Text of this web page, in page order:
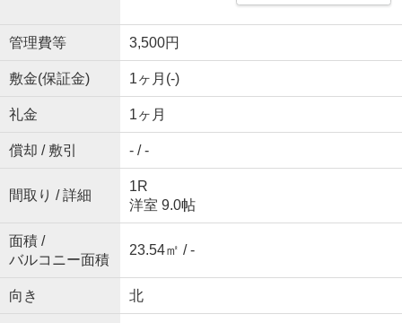
管理費等 3,500円
敷金(保証金) 1ヶ月(-)
礼金 1ヶ月
償却 / 敷引 - / -
間取り / 詳細
1R
洋室 9.0帖
面積 /
バルコニー面積
23.54㎡ / -
向き 北